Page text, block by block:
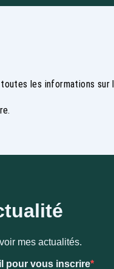
les informations sur
mes actualités.
pour vous inscrire